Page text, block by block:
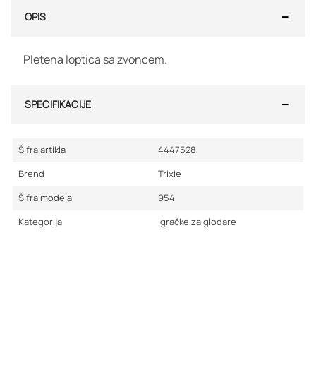
OPIS
Pletena loptica sa zvoncem.
SPECIFIKACIJE
Šifra artikla
4447528
Brend
Trixie
Šifra modela
954
Kategorija
Igračke za glodare